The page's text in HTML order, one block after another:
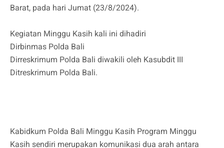
Barat, pada hari Jumat (23/8/2024).
Kegiatan Minggu Kasih kali ini dihadiri
Dirbinmas Polda Bali
Dirreskrimum Polda Bali diwakili oleh Kasubdit III
Ditreskrimum Polda Bali.
Kabidkum Polda Bali Minggu Kasih Program Minggu
Kasih sendiri merupakan komunikasi dua arah antara